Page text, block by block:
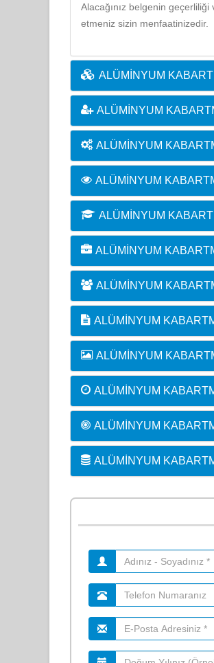
Alacağınız belgenin
etmeniz sizin menfaatinizedir.
ALÜMINYUM
ALÜMINYUM
ALÜMINYUM
ALÜMINYUM
ALÜMINYUM
ALÜMINYUM
ALÜMINYUM
ALÜMINYUM
ALÜMINYUM
ALÜMINYUM
ALÜMINYUM
ALÜMINYUM